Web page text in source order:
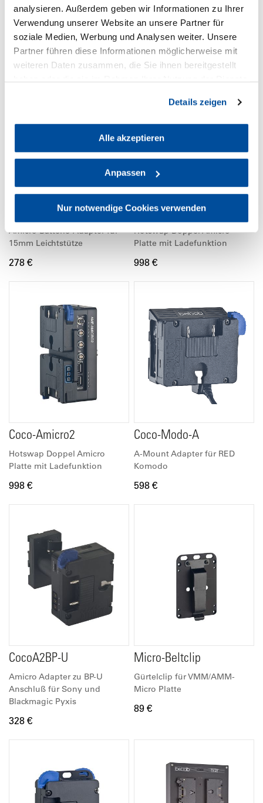
analysieren. Außerdem geben wir Informationen zu Ihrer
Verwendung unserer Website an unsere Partner für
soziale Medien, Werbung und Analysen weiter. Unsere
Partner führen diese Informationen möglicherweise mit
weiteren Daten zusammen, die Sie ihnen bereitgestellt
Cookies, wenn Sie unsere Webseite weiterhin nutzen.
Details zeigen
Alle akzeptieren
Anpassen
Nur notwendige Cookies verwenden
Amicro Akkuplatte mit
Krokoklemme
278 €
Adapter B-Mount auf A-
Mount Cine (Kamera)
298 €
Coco-15Amicro
Amicro Batterie-Adapter für
15mm Leichtstütze
278 €
Coco-A2Vmicro2
Hotswap Doppel Amicro
Platte mit Ladefunktion
998 €
Coco-Amicro2
Hotswap Doppel Amicro
Platte mit Ladefunktion
998 €
Coco-Modo-A
A-Mount Adapter für RED
Komodo
598 €
CocoA2BP-U
Amicro Adapter zu BP-U
Anschluß für Sony und
Blackmagic Pyxis
328 €
Micro-Beltclip
Gürtelclip für VMM/AMM-
Micro Platte
89 €